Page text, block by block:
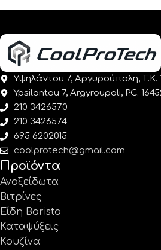
Υψηλάντου 7, Αργυρούπολη,
Ypsilantou 7, Argyroupoli, P.C.
210 3426570
210 3426574
695 6202015
coolprotech@gmail.com
Προϊόντα
Ανοξείδωτα
Βιτρίνες
Είδη Barista
Καταψύξεις
Κουζίνα